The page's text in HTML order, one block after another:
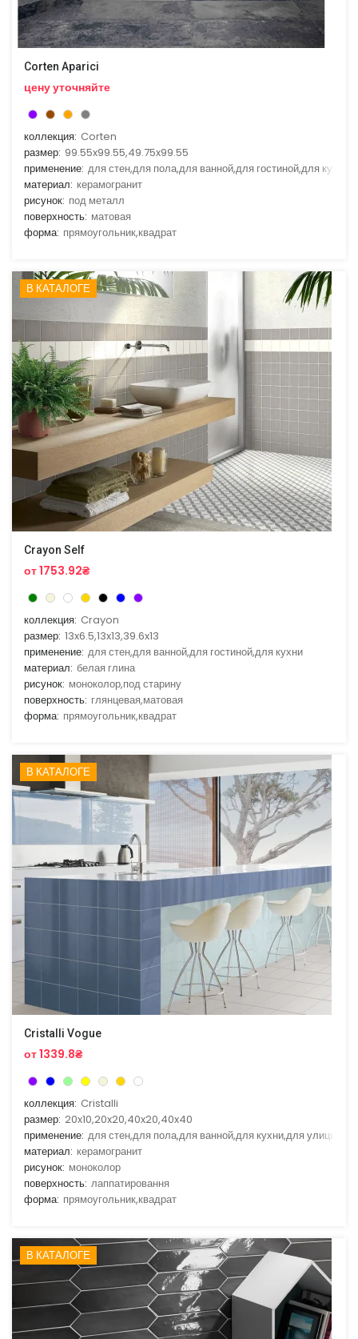
Corten Aparici
цену уточняйте
коллекция: Corten
размер: 99.55x99.55,49.75x99.55
применение: для стен,для пола,для ванной,для гостиной,для кухни
материал: керамогранит
рисунок: под металл
поверхность: матовая
форма: прямоугольник,квадрат
В КАТАЛОГЕ
Crayon Self
от 1753.92₴
коллекция: Crayon
размер: 13x6.5,13x13,39.6x13
применение: для стен,для ванной,для гостиной,для кухни
материал: белая глина
рисунок: моноколор,под старину
поверхность: глянцевая,матовая
форма: прямоугольник,квадрат
В КАТАЛОГЕ
Cristalli Vogue
от 1339.8₴
коллекция: Cristalli
размер: 20x10,20x20,40x20,40x40
применение: для стен,для пола,для ванной,для кухни,для улицы
материал: керамогранит
рисунок: моноколор
поверхность: лаппатировання
форма: прямоугольник,квадрат
В КАТАЛОГЕ